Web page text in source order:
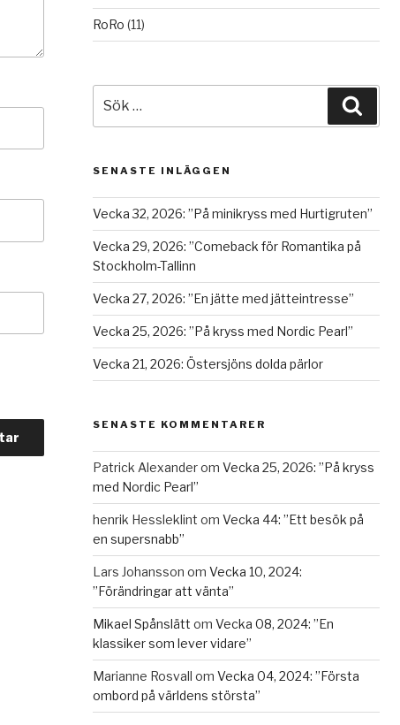
RoRo (11)
efter:
SENASTE INLÄGGEN
Vecka 32, 2026: ”På minikryss med Hurtigruten”
Vecka 29, 2026: ”Comeback för Romantika på
Stockholm-Tallinn
Vecka 27, 2026: ”En jätte med jätteintresse”
Vecka 25, 2026: ”På kryss med Nordic Pearl”
Vecka 21, 2026: Östersjöns dolda pärlor
SENASTE KOMMENTARER
Patrick Alexanderom Vecka 25, 2026: ”På kryss
med Nordic Pearl”
henrik Hessleklint om Vecka 44: ”Ett besök på
en supersnabb”
Lars Johansson om Vecka 10, 2024:
”Förändringar att vänta”
Mikael Spånslätt om Vecka 08, 2024: ”En
klassiker som lever vidare”
Marianne Rosvall om Vecka 04, 2024: ”Första
ombord på världens största”